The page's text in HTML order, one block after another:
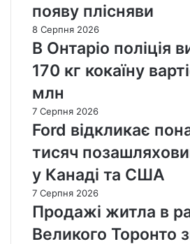
появу плісняви
8 Серпня 2026
В Онтаріо поліція
170 кг кокаїну
млн
7 Серпня 2026
Ford відкликає
тисяч
у Канаді та США
7 Серпня 2026
Продажі житла в
Великого Торонто